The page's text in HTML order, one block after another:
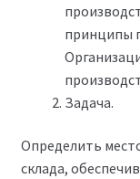
принципы
Задача.
Определить
склада,